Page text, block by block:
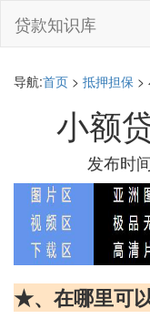
贷款知识库
导航:首页 > 抵押担保 >
小额
发布时
★、在哪里可